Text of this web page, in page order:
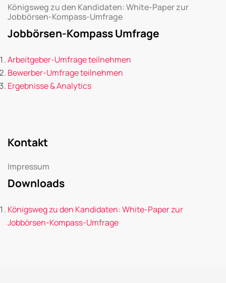
Königsweg zu den Kandidaten: White-Paper zur
Jobbörsen-Kompass-Umfrage
Jobbörsen-Kompass Umfrage
Arbeitgeber-Umfrage teilnehmen
Bewerber-Umfrage teilnehmen
Ergebnisse & Analytics
Kontakt
Impressum
Downloads
Königsweg zu den Kandidaten: White-Paper zur
Jobbörsen-Kompass-Umfrage